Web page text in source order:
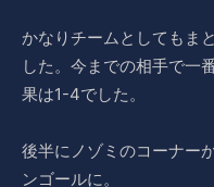
かなりチームとしてもま
した。今までの相手で一
果は1-4でした。
後半にノゾミのコーナー
ンゴールに。